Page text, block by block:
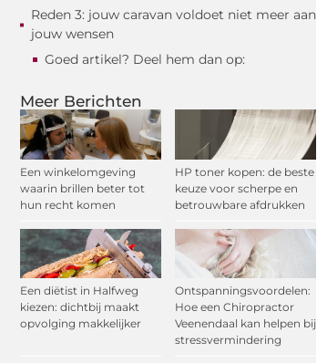
Reden 3: jouw caravan voldoet niet meer aan
jouw wensen
Goed artikel? Deel hem dan op:
Meer Berichten
Een winkelomgeving
waarin brillen beter tot
hun recht komen
HP toner kopen: de beste
keuze voor scherpe en
betrouwbare afdrukken
Een diëtist in Halfweg
kiezen: dichtbij maakt
opvolging makkelijker
Ontspanningsvoordelen:
Hoe een Chiropractor
Veenendaal kan helpen bij
stressvermindering